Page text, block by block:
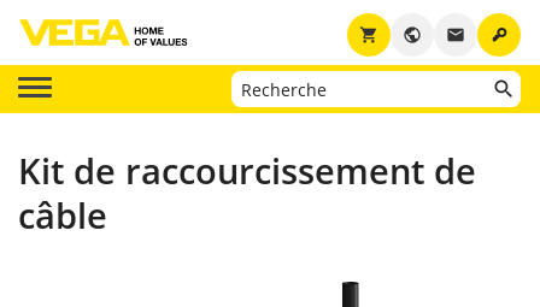
key
email
public
shopping_cart
Kit de raccourcissement de
câble